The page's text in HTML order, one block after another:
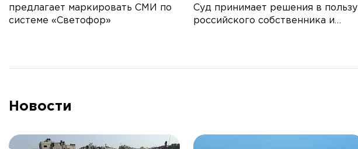
предлагает маркировать СМИ по
системе «Светофор»
Суд принимает решения в пользу
российского собственника и
Новости